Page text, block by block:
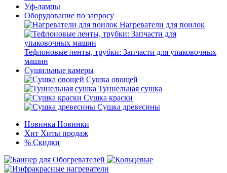
Уф-лампы
Оборудование по запросу
Нагреватели для поилок
Тефлоновые ленты, трубки: Запчасти для упаковочных
машин
Сушильные камеры
Сушка овощей
Туннельная сушка
Сушка краски
Сушка древесины
Новинка Новинки
Хит Хиты продаж
% Скидки